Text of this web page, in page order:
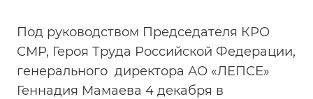
Под руководством Председателя КРО
СМР, Героя Труда Российской Федерации,
генерального директора АО «ЛЕПСЕ»
Геннадия Мамаева 4 декабря в